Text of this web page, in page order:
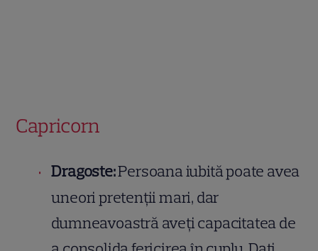
Capricorn
Dragoste:Persoana iubită poate avea
uneori pretenții mari, dar
dumneavoastră aveți capacitatea de